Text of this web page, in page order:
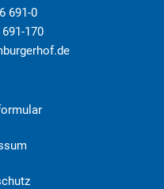
691-0
170